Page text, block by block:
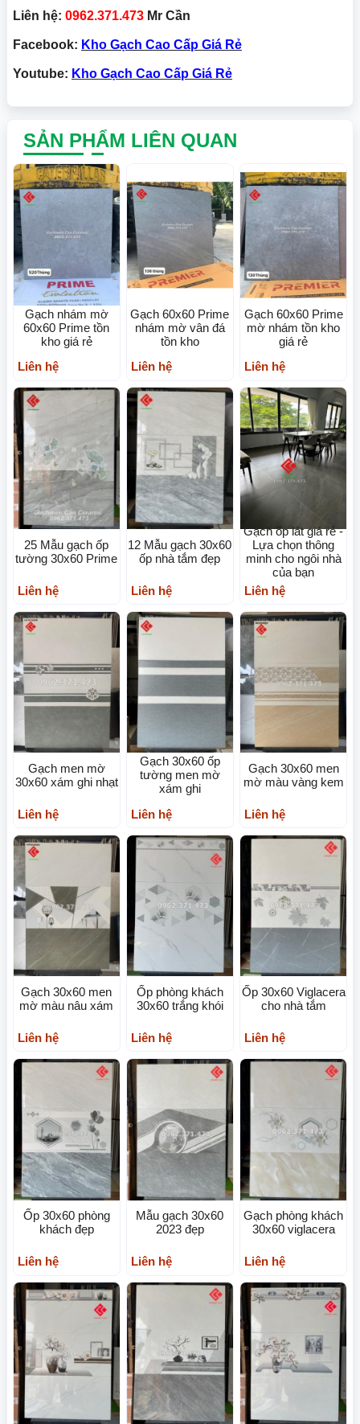
Liên hệ: 0962.371.473 Mr Cần
Facebook: Kho Gạch Cao Cấp Giá Rẻ
Youtube: Kho Gạch Cao Cấp Giá Rẻ
SẢN PHẨM LIÊN QUAN
Gạch nhám mờ
60x60 Prime tồn
kho giá rẻ
Liên hệ
Gạch 60x60 Prime
nhám mờ vân đá
tồn kho
Liên hệ
Gạch 60x60 Prime
mờ nhám tồn kho
giá rẻ
Liên hệ
25 Mẫu gạch ốp
tường 30x60 Prime
Liên hệ
12 Mẫu gạch 30x60
ốp nhà tắm đẹp
Liên hệ
Gạch ốp lát giá rẻ -
Lựa chọn thông
minh cho ngôi nhà
của bạn
Liên hệ
Gạch men mờ
30x60 xám ghi nhạt
Liên hệ
Gạch 30x60 ốp
tường men mờ
xám ghi
Liên hệ
Gạch 30x60 men
mờ màu vàng kem
Liên hệ
Gạch 30x60 men
mờ màu nâu xám
Liên hệ
Ốp phòng khách
30x60 trắng khói
Liên hệ
Ốp 30x60 Viglacera
cho nhà tắm
Liên hệ
Ốp 30x60 phòng
khách đẹp
Liên hệ
Mẫu gạch 30x60
2023 đẹp
Liên hệ
Gạch phòng khách
30x60 viglacera
Liên hệ